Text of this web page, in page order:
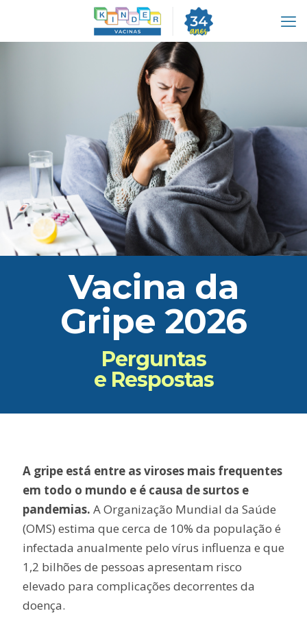
Vacina da
Gripe 2026
Perguntas
e Respostas
A gripe está entre as viroses mais frequentes
em todo o mundo e é causa de surtos e
pandemias. A Organização Mundial da Saúde
(OMS) estima que cerca de 10% da população é
infectada anualmente pelo vírus influenza e que
1,2 bilhões de pessoas apresentam risco
elevado para complicações decorrentes da
doença.